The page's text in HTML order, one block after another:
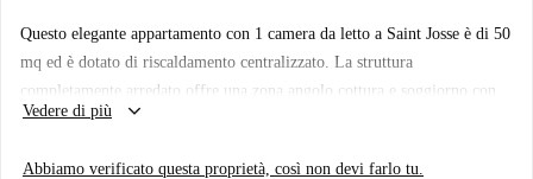
Questo elegante appartamento con 1 camera da letto a Saint Josse è di 50
mq ed è dotato di riscaldamento centralizzato. La struttura
completamente arredato offre una zona angolo cottura e soggiorno con
un televisore e un bagno moderno.
Vedere di più keyboard_arrow_down
Abbiamo verificato questa proprietà, così non devi farlo tu.